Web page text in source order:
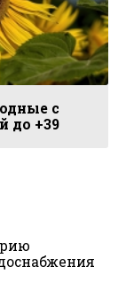
с
до +39